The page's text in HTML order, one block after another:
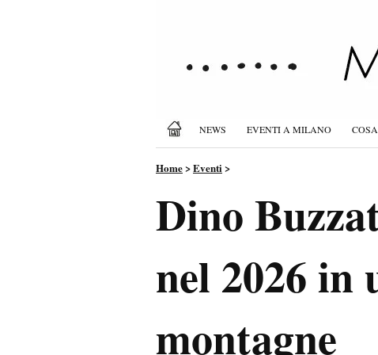
NEWS EVENTI A MILANO
Home>Eventi>
Dino
nel 2026 in
montagne